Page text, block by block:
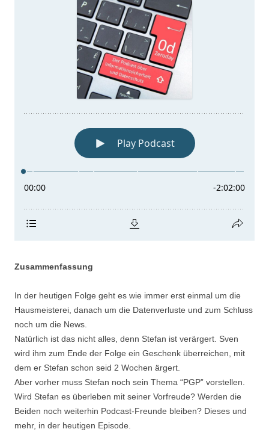
Zusammenfassung
In der heutigen Folge geht es wie immer erst einmal um die
Hausmeisterei, danach um die Datenverluste und zum Schluss
noch um die News.
Natürlich ist das nicht alles, denn Stefan ist verärgert. Sven
wird ihm zum Ende der Folge ein Geschenk überreichen, mit
dem er Stefan schon seid 2 Wochen ärgert.
Aber vorher muss Stefan noch sein Thema “PGP” vorstellen.
Wird Stefan es überleben mit seiner Vorfreude? Werden die
Beiden noch weiterhin Podcast-Freunde bleiben? Dieses und
mehr, in der heutigen Episode.